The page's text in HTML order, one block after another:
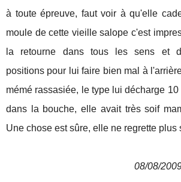
à toute épreuve, faut voir à qu'elle
moule de cette vieille salope c'est
la retourne dans tous les sens et
positions pour lui faire bien mal à
mémé rassasiée, le type lui décharge
dans la bouche, elle avait très soif
Une chose est sûre, elle ne regrette plus
08/08/